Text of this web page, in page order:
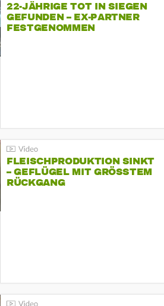
22-JÄHRIGE TOT IN SIEGEN
GEFUNDEN – EX-PARTNER
FESTGENOMMEN
FLEISCHPRODUKTION SINKT
– GEFLÜGEL MIT GRÖSSTEM R
ÜCKGANG